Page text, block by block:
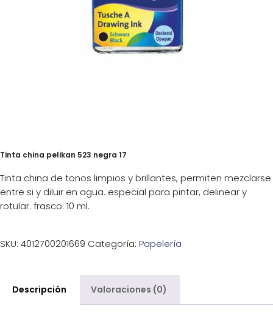
¡Imprimir!
Tinta china pelikan 523 negra 17
Tinta china de tonos limpios y brillantes, permiten mezclarse
entre si y diluir en agua. especial para pintar, delinear y
rotular. frasco: 10 ml.
SKU: 4012700201669 Categoría: Papelería
Descripción Valoraciones (0)